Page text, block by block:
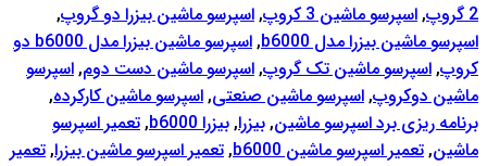
2 گروپ
, اسپرسو ماشین 3 کروپ , اسپرسو ماشین بیزرا دو گروپ,
اسپرسو ماشین بیزرا مدل b6000
,
اسپرسو ماشین بیزرا مدل b6000 دو
کروپ, اسپرسو ماشین تک گروپ, اسپرسو ماشین دست دوم, اسپرسو
ماشین دوکروپ, اسپرسو ماشین صنعتی, اسپرسو ماشین کارکرده,
برنامه ریزی برد اسپرسو ماشین, بیزرا, بیزرا b6000 , تعمیر اسپرسو
ماشین, تعمیر اسپرسو ماشین b6000 , تعمیر اسپرسو ماشین بیزرا, تعمیر